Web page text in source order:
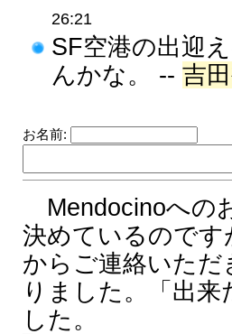
26:21
SF空港の出迎
んかな。 -- 吉
お名前:
Mendocinoへの
決めているのです
からご連絡いた
りました。「出
した。